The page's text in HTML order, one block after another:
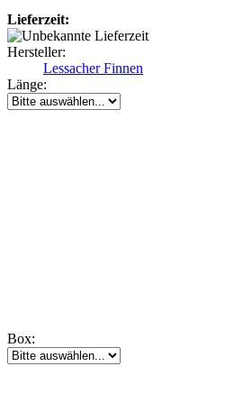
Lieferzeit:
Hersteller:
Lessacher Finnen
Länge:
Box: